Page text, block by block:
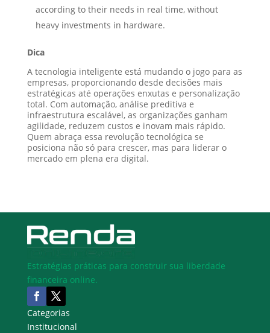
according to their needs in real time, without
heavy investments in hardware.
Dica
A tecnologia inteligente está mudando o jogo para as
empresas, proporcionando desde decisões mais
estratégicas até operações enxutas e personalização
total. Com automação, análise preditiva e
infraestrutura escalável, as organizações ganham
agilidade, reduzem custos e inovam mais rápido.
Quem abraça essa revolução tecnológica se
posiciona não só para crescer, mas para liderar o
mercado em plena era digital.
Estratégias práticas para construir sua liberdade
financeira online.
Categorias
Institucional